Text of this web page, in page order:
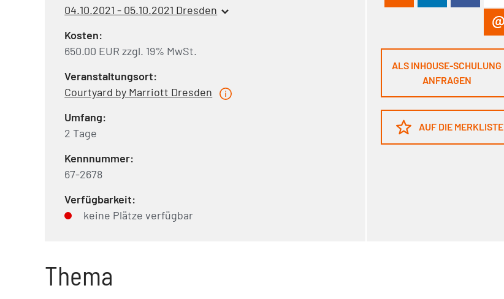
04.10.2021 - 05.10.2021 Dresden
Kosten:
650.00 EUR zzgl. 19% MwSt.
Veranstaltungsort:
Courtyard by Marriott Dresden
Umfang:
2 Tage
Kennnummer:
67-2678
Verfügbarkeit:
keine Plätze verfügbar
ALS INHOUSE-SCHULUNG
ANFRAGEN
AUF DIE MERKLISTE
Thema